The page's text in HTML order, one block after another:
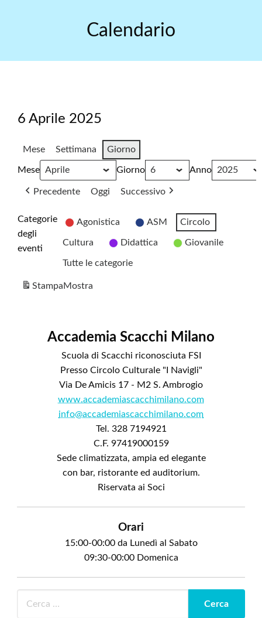
Calendario
6 Aprile 2025
Mese Settimana Giorno
Mese Giorno Anno
Precedente Oggi Successivo
Categorie
degli
eventi
Agonistica ASM Circolo
Cultura Didattica Giovanile
Tutte le categorie
StampaMostra
Accademia Scacchi Milano
Scuola di Scacchi riconosciuta FSI
Presso Circolo Culturale "I Navigli"
Via De Amicis 17 - M2 S. Ambrogio
www.accademiascacchimilano.com
info@accademiascacchimilano.com
Tel. 328 7194921
C.F. 97419000159
Sede climatizzata, ampia ed elegante
con bar, ristorante ed auditorium.
Riservata ai Soci
Orari
15:00-00:00 da Lunedì al Sabato
09:30-00:00 Domenica